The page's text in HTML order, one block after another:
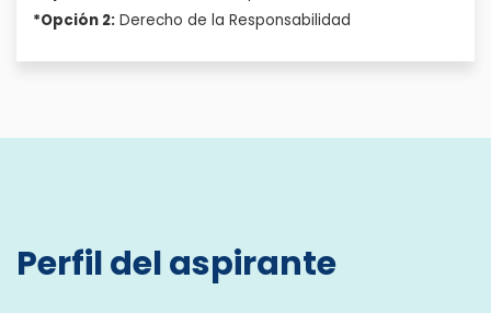
*Opción 2: Derecho de la Responsabilidad
Perfil del aspirante